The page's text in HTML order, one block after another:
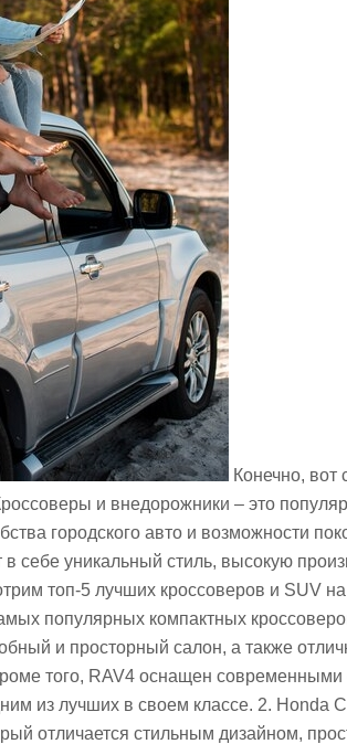
Конечно, вот
и внедорожники – это
городского авто и возможности
себе уникальный стиль, высокую
топ-5 лучших кроссоверов и SUV
популярных компактных
и просторный салон, а также
того, RAV4 оснащен современными
из лучших в своем классе. 2. Honda
отличается стильным дизайном,